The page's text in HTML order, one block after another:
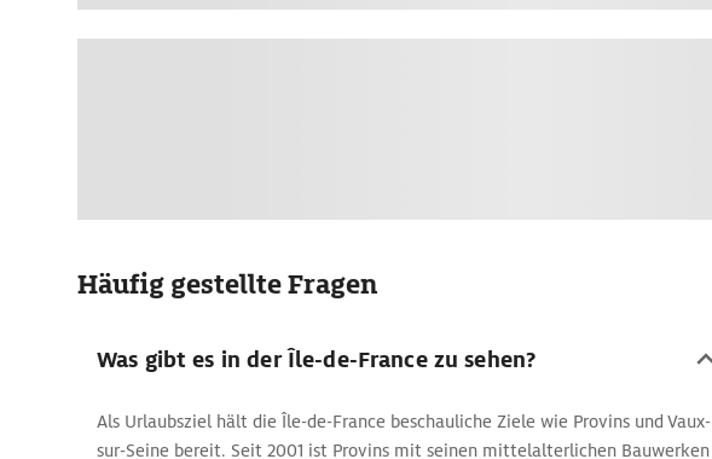
Häufig gestellte Fragen
Was gibt es in der Île-de-France zu sehen?
Als Urlaubsziel hält die Île-de-France beschauliche Ziele wie Provins und Vaux-
sur-Seine bereit. Seit 2001 ist Provins mit seinen mittelalterlichen Bauwerken